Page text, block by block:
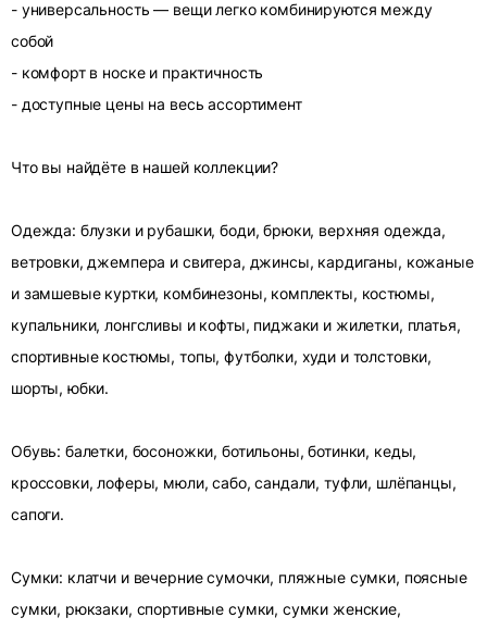
- универсальность — вещи легко комбинируются между
собой
- комфорт в носке и практичность
- доступные цены на весь ассортимент
Что вы найдёте в нашей коллекции?
Одежда: блузки и рубашки, боди, брюки, верхняя одежда,
ветровки, джемпера и свитера, джинсы, кардиганы, кожаные
и замшевые куртки, комбинезоны, комплекты, костюмы,
купальники, лонгсливы и кофты, пиджаки и жилетки, платья,
спортивные костюмы, топы, футболки, худи и толстовки,
шорты, юбки.
Обувь: балетки, босоножки, ботильоны, ботинки, кеды,
кроссовки, лоферы, мюли, сабо, сандали, туфли, шлёпанцы,
сапоги.
Сумки: клатчи и вечерние сумочки, пляжные сумки, поясные
сумки, рюкзаки, спортивные сумки, сумки женские,